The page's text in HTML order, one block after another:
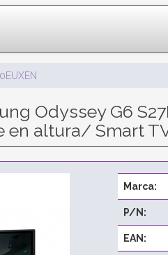
Odyssey G6
altura/ Smart
Marca:
P/N:
EAN: